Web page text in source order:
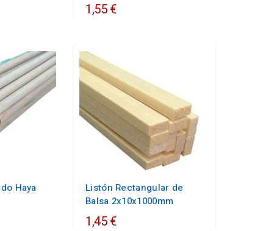
1,55 €
Haya
Listón Rectangular de
Balsa 2x10x1000mm
1,45 €